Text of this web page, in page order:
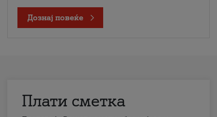
Дознај повеќе
Плати сметка